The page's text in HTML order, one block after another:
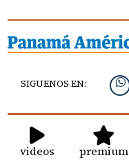
SIGUENOS EN:
videos premium